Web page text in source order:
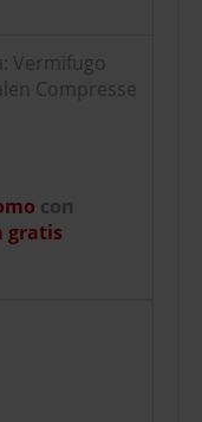
Vermifugo
Compresse
con
gratis